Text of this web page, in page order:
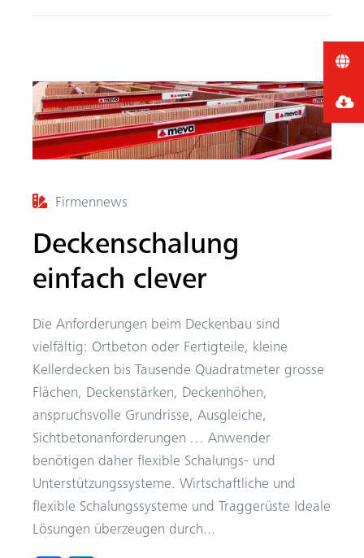
Firmennews
Deckenschalung
einfach clever
Die Anforderungen beim Deckenbau sind
vielfältig: Ortbeton oder Fertigteile, kleine
Kellerdecken bis Tausende Quadratmeter grosse
Flächen, Deckenstärken, Deckenhöhen,
anspruchsvolle Grundrisse, Ausgleiche,
Sichtbetonanforderungen … Anwender
benötigen daher flexible Schalungs- und
Unterstützungssysteme. Wirtschaftliche und
flexible Schalungssysteme und Traggerüste Ideale
Lösungen überzeugen durch...